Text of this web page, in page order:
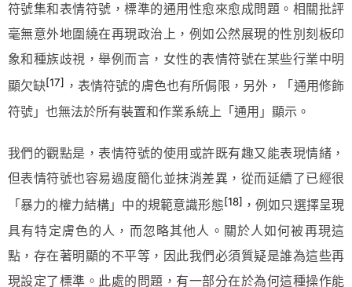
符號集和表情符號，標準的通用性愈來愈成問題。相關批評
毫無意外地圍繞在再現政治上，例如公然展現的性別刻板印
象和種族歧視，舉例而言，女性的表情符號在某些行業中明
顯欠缺[17] ，表情符號的膚色也有所侷限，另外，「通用修飾
符號」也無法於所有裝置和作業系統上「通用」顯示。
我們的觀點是，表情符號的使用或許既有趣又能表現情緒，
但表情符號也容易過度簡化並抹消差異，從而延續了已經很
「暴力的權力結構」中的規範意識形態[18] ，例如只選擇呈現
具有特定膚色的人，而忽略其他人。關於人如何被再現這
點，存在著明顯的不平等，因此我們必須質疑是誰為這些再
現設定了標準。此處的問題，有一部分在於為何這種操作能